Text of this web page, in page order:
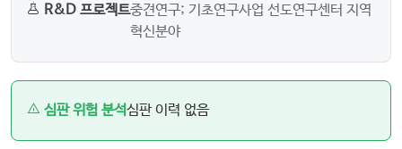
R&D 프로젝트중견연구; 기초연구사업 선도연구센터 지역
혁신분야
심판 위험 분석심판 이력 없음